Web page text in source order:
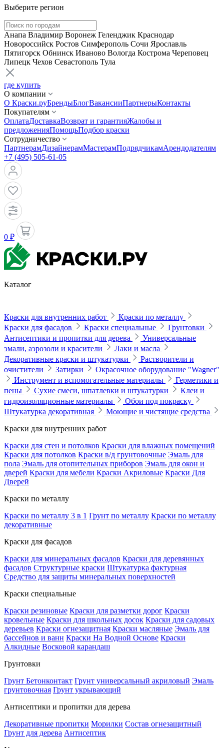
Выберите регион
Анапа Владимир Воронеж Геленджик Краснодар
Новороссийск Ростов Симферополь Сочи Ярославль
Пятигорск Обнинск Иваново Вологда Кострома Череповец
Липецк Чехов Севастополь Тула
где купить
О компании
О Краски.руБрендыБлогВакансииПартнерыКонтакты
Покупателям
ОплатаДоставкаВозврат и гарантияЖалобы и
предложенияПомощьПодбор краски
Сотрудничество
ПартнерамДизайнерамМастерамПодрядчикамАрендодателям
+7 (495) 505-61-05
0 ₽
Каталог
Краски для внутренних работ
Краски по металлу
Краски для фасадов
Краски специальные
Грунтовки
Антисептики и пропитки для дерева
Универсальные
эмали, аэрозоли и красители
Лаки и масла
Декоративные краски и штукатурки
Растворители и
очистители
Затирки
Окрасочное оборудование "Wagner"
Инструмент и вспомогательные материалы
Герметики и
пены
Сухие смеси, шпатлевки и штукатурки
Клеи и
гидроизоляционные материалы
Обои под покраску
Штукатурка декоративная
Моющие и чистящие средства
Краски для внутренних работ
Краски для стен и потолков Краски для влажных помещений
Краски для потолков Краски в/д грунтовочные Эмаль для
пола Эмаль для отопительных приборов Эмаль для окон и
дверей Краски для мебели Краски Акриловые Краски Для
Дверей
Краски по металлу
Краски по металлу 3 в 1 Грунт по металлу Краски по металлу
декоративные
Краски для фасадов
Краски для минеральных фасадов Краски для деревянных
фасадов Структурные краски Штукатурка фактурная
Средство для защиты минеральных поверхностей
Краски специальные
Краски резиновые Краски для разметки дорог Краски
кровельные Краски для школьных досок Краски для садовых
деревьев Краски огнезащитная Краски масляные Эмаль для
бассейнов и ванн Краски На Водной Основе Краски
Алкидные Восковой карандаш
Грунтовки
Грунт Бетонконтакт Грунт универсальный акриловый Эмаль
грунтовочная Грунт укрывающий
Антисептики и пропитки для дерева
Декоративные пропитки Морилки Состав огнезащитный
Грунт для дерева Антисептик